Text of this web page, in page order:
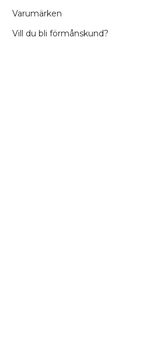
Varumärken
Vill du bli förmånskund?